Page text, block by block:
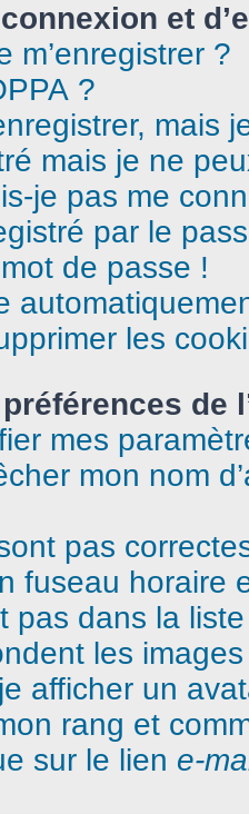
et
m’enregistrer ?
?
mais
mais je ne
je pas me
par le
de passe !
les
de
mes
mon nom
pas
fuseau horaire
pas dans la
les
afficher un
rang et
sur le lien e-